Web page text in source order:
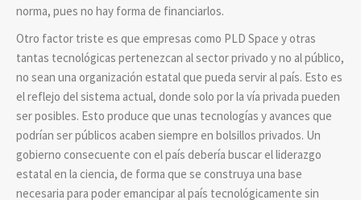
norma, pues no hay forma de financiarlos.
Otro factor triste es que empresas como PLD Space y otras
tantas tecnológicas pertenezcan al sector privado y no al público,
no sean una organización estatal que pueda servir al país. Esto es
el reflejo del sistema actual, donde solo por la vía privada pueden
ser posibles. Esto produce que unas tecnologías y avances que
podrían ser públicos acaben siempre en bolsillos privados. Un
gobierno consecuente con el país debería buscar el liderazgo
estatal en la ciencia, de forma que se construya una base
necesaria para poder emancipar al país tecnológicamente sin